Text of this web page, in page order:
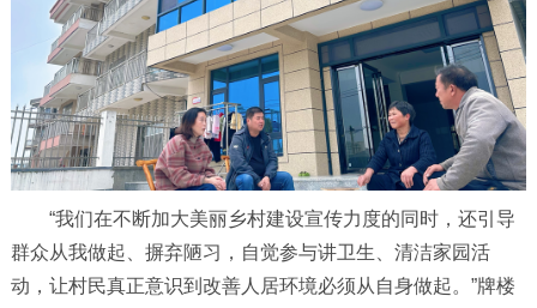
“我们在不断加大美丽乡村建设宣传力度的同时，还引导
群众从我做起、摒弃陋习，自觉参与讲卫生、清洁家园活
动，让村民真正意识到改善人居环境必须从自身做起。”牌楼